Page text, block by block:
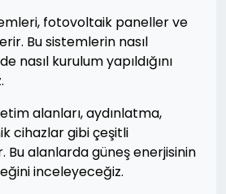
fotovoltaik paneller ve
Bu sistemlerin nasıl
nasıl kurulum yapıldığını
alanları, aydınlatma,
cihazlar gibi çeşitli
Bu alanlarda güneş enerjisinin
inceleyeceğiz.